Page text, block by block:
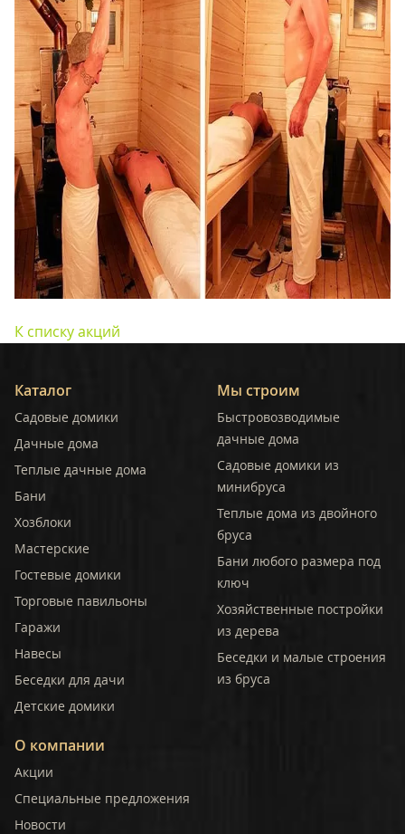
К списку акций
Каталог
Садовые домики
Дачные дома
Теплые дачные дома
Бани
Хозблоки
Мастерские
Гостевые домики
Торговые павильоны
Гаражи
Навесы
Беседки для дачи
Детские домики
Мы строим
Быстровозводимые
дачные дома
Садовые домики из
минибруса
Теплые дома из двойного
бруса
Бани любого размера под
ключ
Хозяйственные постройки
из дерева
Беседки и малые строения
из бруса
О компании
Акции
Специальные предложения
Новости